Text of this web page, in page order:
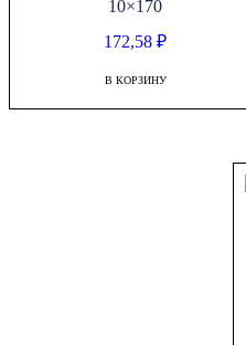
10×170
172,58₽
В КОРЗИНУ